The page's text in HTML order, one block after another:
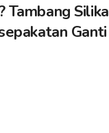
Tambang Silika
Ganti